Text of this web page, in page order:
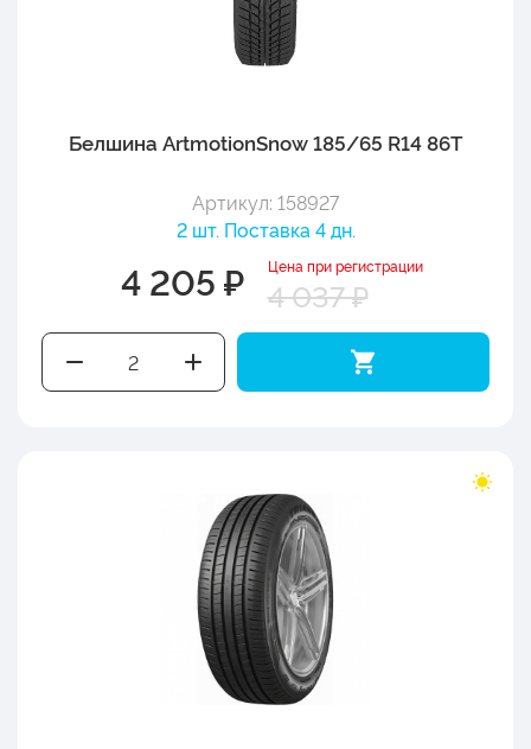
Белшина ArtmotionSnow 185/65 R14 86T
Артикул: 158927
2 шт. Поставка 4 дн.
4 205 ₽ Цена при регистрации
4 037 ₽